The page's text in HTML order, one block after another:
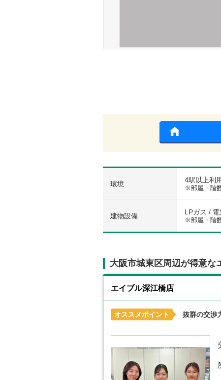
環境 4駅以上利
※部屋・階
建物設備 LPガス /
※部屋・階
大阪市城東区周辺が得意な
エイブル深江橋店
オススメポイント 抜群の交渉